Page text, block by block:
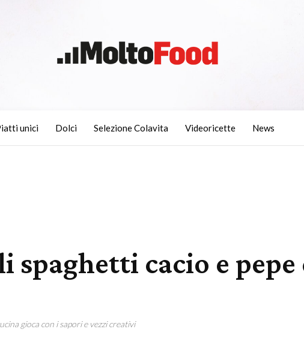
unici Dolci Selezione Colavita Videoricette News
spaghetti cacio e
gioca con i sapori e vezzi creativi